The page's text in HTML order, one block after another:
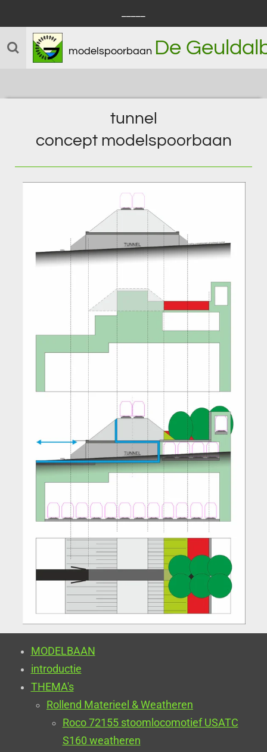
direct
naar
modelspoorbaan De
tunnel
concept modelspoorbaan
MODELBAAN
introductie
THEMA's
Rollend Materieel & Weatheren
Roco 72155 stoomlocomotief USATC
S160 weatheren